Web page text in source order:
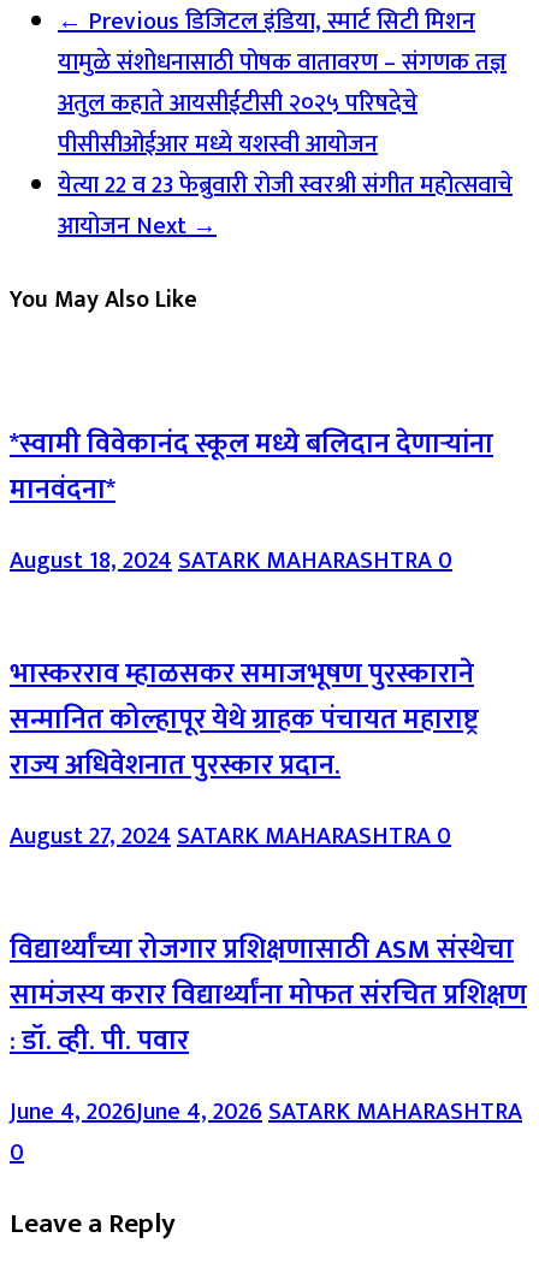
← Previousडिजिटल इंडिया, स्मार्ट सिटी मिशन
यामुळे संशोधनासाठी पोषक वातावरण – संगणक तज्ञ
अतुल कहाते आयसीईटीसी २०२५ परिषदेचे
पीसीसीओईआर मध्ये यशस्वी आयोजन
येत्या 22 व 23 फेब्रुवारी रोजी स्वरश्री संगीत महोत्सवाचे
आयोजनNext →
You May Also Like
*स्वामी विवेकानंद स्कूल मध्ये बलिदान देणाऱ्यांना
मानवंदना*
August 18, 2024SATARK MAHARASHTRA0
भास्करराव म्हाळसकर समाजभूषण पुरस्काराने
सन्मानित कोल्हापूर येथे ग्राहक पंचायत महाराष्ट्र
राज्य अधिवेशनात पुरस्कार प्रदान.
August 27, 2024SATARK MAHARASHTRA0
विद्यार्थ्यांच्या रोजगार प्रशिक्षणासाठी ASM संस्थेचा
सामंजस्य करार विद्यार्थ्यांना मोफत संरचित प्रशिक्षण
: डॉ. व्ही. पी. पवार
June 4, 2026June 4, 2026SATARK MAHARASHTRA
0
Leave a Reply